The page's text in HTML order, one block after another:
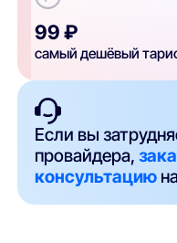
99 ₽
самый дешёвый
Если вы
провайдера,
консультацию